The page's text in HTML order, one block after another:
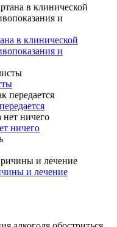
в клинической
и
ничего
и лечение